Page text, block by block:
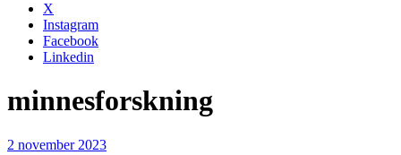
X
Instagram
Facebook
Linkedin
minnesforskning
2 november 2023